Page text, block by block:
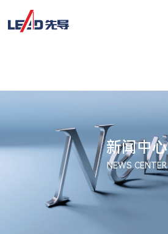
新闻中心
NEWS CENTER